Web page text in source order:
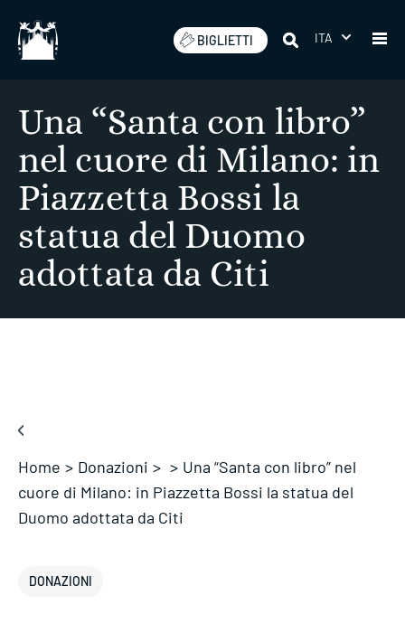
BIGLIETTI ITA
Una “Santa con libro”
nel cuore di Milano: in
Piazzetta Bossi la
statua del Duomo
adottata da Citi
Home > Donazioni > > Una “Santa con libro” nel
cuore di Milano: in Piazzetta Bossi la statua del
Duomo adottata da Citi
DONAZIONI